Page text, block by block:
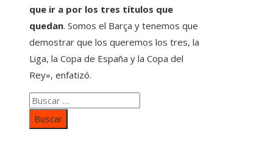
que ir a por los tres títulos que
quedan. Somos el Barça y tenemos que
demostrar que los queremos los tres, la
Liga, la Copa de España y la Copa del
Rey», enfatizó.
Buscar: